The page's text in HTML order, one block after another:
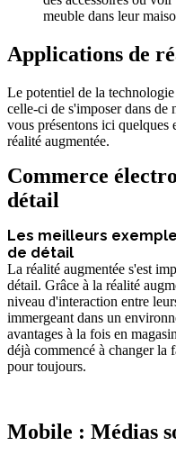
meuble dans leur
Applications de
Le potentiel de la
celle-ci de s'imposer dans de
vous présentons ici quelques
réalité augmentée.
Commerce
détail
Les meilleurs
de détail
La réalité augmentée s'est
détail. Grâce à la réalité
niveau d'interaction entre
immergeant dans un
avantages à la fois en
déjà commencé à changer la
pour toujours.
Mobile : Médias